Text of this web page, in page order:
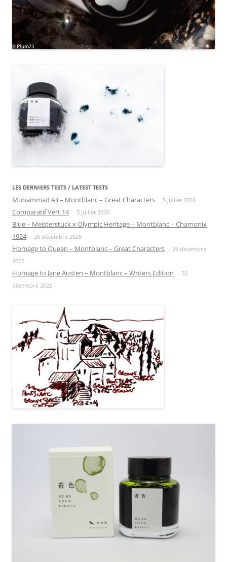
LES DERNIERS TESTS / LATEST TESTS
Muhammad Ali – Montblanc – Great Characters 5 juillet 2026
Comparatif Vert 14 5 juillet 2026
Blue – Meisterstuck x Olympic Heritage – Montblanc – Chamonix
1924
26 décembre 2025
Homage to Queen – Montblanc – Great Characters
26 décembre
2025
Homage to Jane Austen – Montblanc – Writers Edition
26
décembre 2025